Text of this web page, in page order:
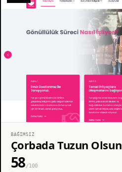
BAĞIMSIZ
Çorbada Tuzun Olsun
58/100